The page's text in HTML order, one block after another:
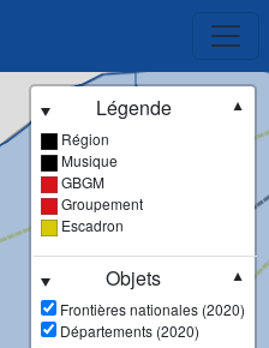
Légende
▼
Région
Musique
GBGM
Groupement
Escadron
Objets
▼
Frontières nationales (2020)
Départements (2020)